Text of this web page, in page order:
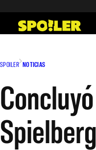
contenido
SPOILER NOTICIAS
Spielberg